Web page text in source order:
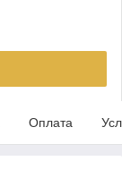
Оплата